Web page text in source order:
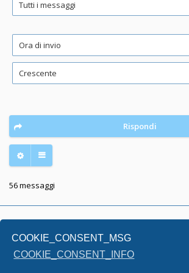
COOKIE_CONSENT_MSG
COOKIE_CONSENT_INFO
Rispondi
56 messaggi
Home